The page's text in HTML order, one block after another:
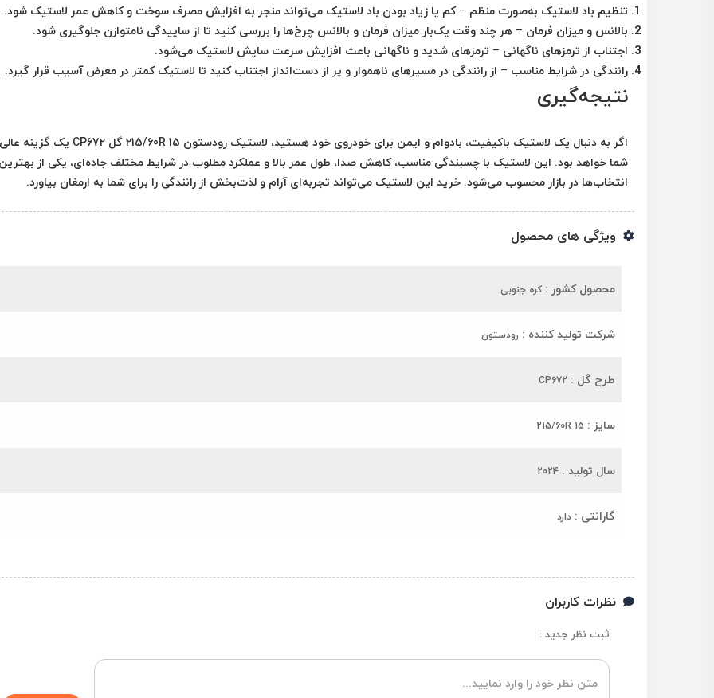
تنظیم باد لاستیک به‌صورت منظم – کم یا زیاد بودن باد لاستیک می‌تواند منجر به افزایش مصرف سوخت و کاهش عمر لاستیک شود.
بالانس و میزان فرمان – هر چند وقت یک‌بار میزان فرمان و بالانس چرخ‌ها را بررسی کنید تا از ساییدگی نامتوازن جلوگیری شود.
اجتناب از ترمزهای ناگهانی – ترمزهای شدید و ناگهانی باعث افزایش سرعت سایش لاستیک می‌شود.
رانندگی در شرایط مناسب – از رانندگی در مسیرهای ناهموار و پر از دست‌انداز اجتناب کنید تا لاستیک کمتر در معرض آسیب قرار گیرد.
نتیجه‌گیری
اگر به دنبال یک لاستیک باکیفیت، بادوام و ایمن برای خودروی خود هستید، لاستیک رودستون 215/60R 15 گل CP672
یک گزینه
شما خواهد بود. این لاستیک با چسبندگی مناسب، کاهش صدا، طول عمر بالا و عملکرد مطلوب در شرایط مختلف جاده‌ای، یکی از
انتخاب‌ها در بازار محسوب می‌شود. خرید این لاستیک می‌تواند تجربه‌ای آرام و لذت‌بخش از رانندگی را برای شما به ارمغان بیاورد.
ویژگی های محصول
محصول کشور : کره جنوبی
شرکت تولید کننده : رودستون
طرح گل : CP672
سایز : 215/60R 15
سال تولید : 2024
گارانتی : دارد
نظرات کاربران
ثبت نظر جدید :